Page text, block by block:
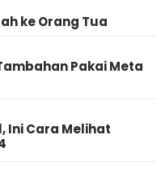
ke Orang Tua
Pakai Meta
Ini Cara Melihat